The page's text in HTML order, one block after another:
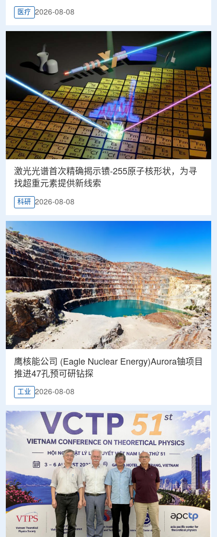
医疗 2026-08-08
激光光谱首次精确揭示镄-255原子核形状，为寻
找超重元素提供新线索
科研 2026-08-08
鹰核能公司 (Eagle Nuclear Energy)Aurora铀项目
推进47孔预可研钻探
工业 2026-08-08